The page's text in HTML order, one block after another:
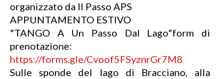
organizzato da Il Passo APS
APPUNTAMENTO ESTIVO
"TANGO A Un Passo Dal Lago"form di
prenotazione:
https://forms.gle/Cvoof5FSyznrGr7M8
Sulle sponde del lago di Bracciano, alla